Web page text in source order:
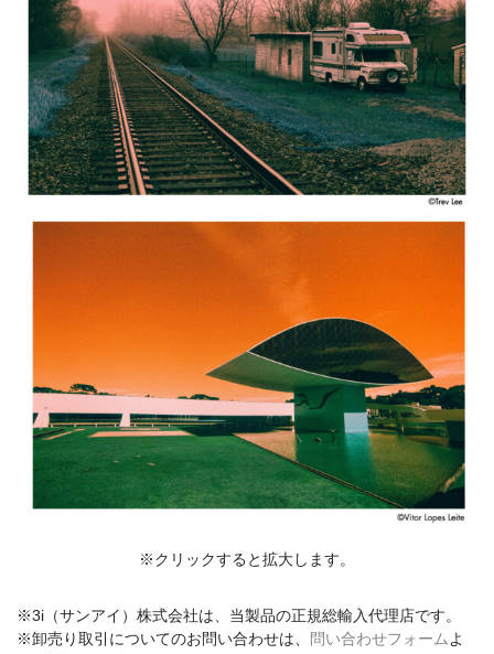
※クリックすると拡大します。
※3i（サンアイ）株式会社は、当製品の正規総輸入代理店です。
※卸売り取引についてのお問い合わせは、
問い合わせフォーム よ